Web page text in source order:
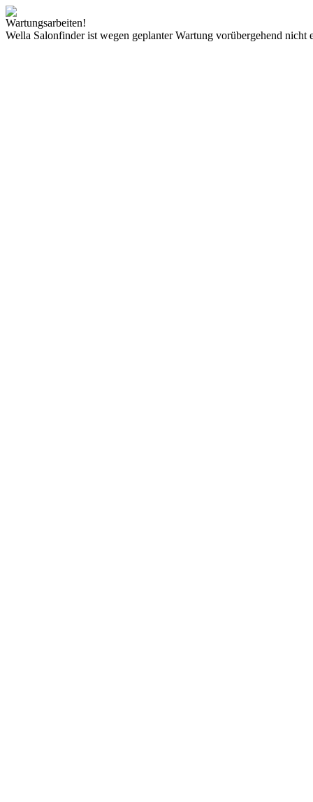
Wartungsarbeiten!
Wella Salonfinder ist wegen geplanter Wartung vorübergehend